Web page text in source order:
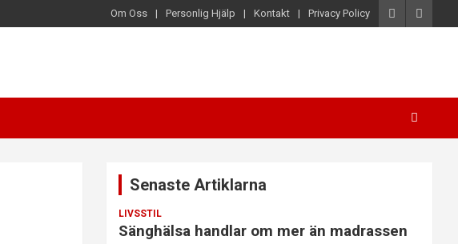
Om Oss Personlig Hjälp Kontakt Privacy Policy
Senaste Artiklarna
LIVSSTIL
Sänghälsa handlar om mer än madrassen